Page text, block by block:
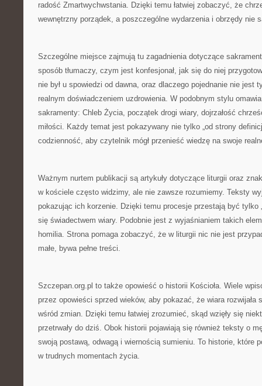
radość Zmartwychwstania. Dzięki temu łatwiej zobaczyć, że
wewnętrzny porządek, a poszczególne wydarzenia i obrzędy nie
Szczególne miejsce zajmują tu zagadnienia dotyczące
sposób tłumaczy, czym jest konfesjonał, jak się do niej
nie był u spowiedzi od dawna, oraz dlaczego pojednanie nie jest
realnym doświadczeniem uzdrowienia. W podobnym stylu
sakramenty: Chleb Życia, początek drogi wiary, dojrzałość
miłości. Każdy temat jest pokazywany nie tylko „od strony
codzienność, aby czytelnik mógł przenieść wiedzę na swoje
Ważnym nurtem publikacji są artykuły dotyczące liturgii oraz
w kościele często widzimy, ale nie zawsze rozumiemy. Teksty
pokazując ich korzenie. Dzięki temu procesje przestają być tylko
się świadectwem wiary. Podobnie jest z wyjaśnianiem takich
homilia. Strona pomaga zobaczyć, że w liturgii nic nie jest
małe, bywa pełne treści.
Szczepan.org.pl to także opowieść o historii Kościoła. Wiele
przez opowieści sprzed wieków, aby pokazać, że wiara rozwijała
wśród zmian. Dzięki temu łatwiej zrozumieć, skąd wzięły się
przetrwały do dziś. Obok historii pojawiają się również teksty o
swoją postawą, odwagą i wiernością sumieniu. To historie, które
w trudnych momentach życia.